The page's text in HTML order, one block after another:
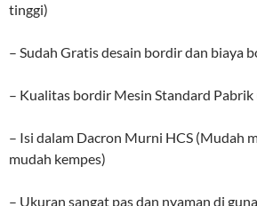
tinggi)
– Sudah Gratis desain bordir dan biaya
– Kualitas bordir Mesin Standard Pabrik
– Isi dalam Dacron Murni HCS (Mudah
mudah kempes)
– Ukuran sangat pas dan nyaman di